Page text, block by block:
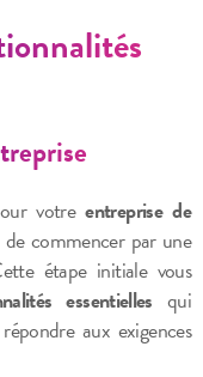
votreentreprise de
commencer par une
étape initiale vous
essentielles qui
aux exigences